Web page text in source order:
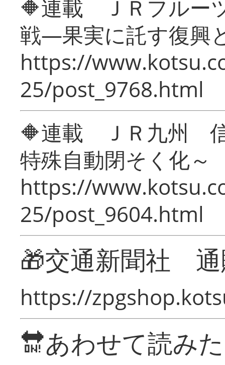
🔶連載 ＪＲフルー
戦―果実に託す復興
https://
25/post_9768.html
🔶連載 ＪＲ九州 信
特殊自動閉そく化～
https://
25/post_9604.html
🎁交通新聞社
https://
🔛あわせて読み